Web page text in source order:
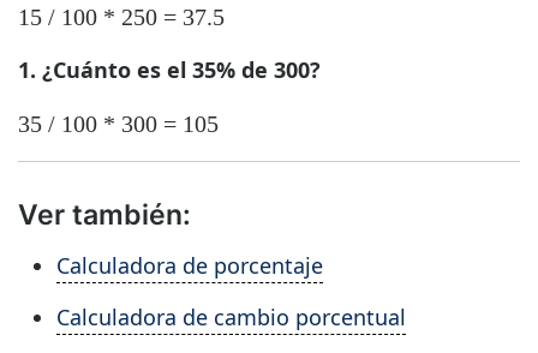
15 / 100 * 250 = 37.5
1. ¿Cuánto es el 35% de 300?
35 / 100 * 300 = 105
Ver también:
Calculadora de porcentaje
Calculadora de cambio porcentual